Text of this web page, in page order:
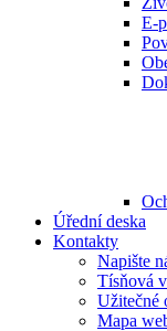
E-
Úřední deska
Kontakty
Napište
Tísňová
Užitečné
Mapa